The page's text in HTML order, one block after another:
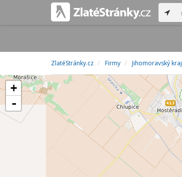
ZlatéStránky.cz Firmy Jihomoravský kraj
+
-